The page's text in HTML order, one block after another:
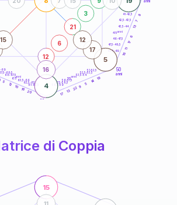
anni
50
anni
60
41-42,5
42,5-43,5
43,5-44
46-47,5
47,5-48,5
48,5-49
51-52,5
52,5-53,5
53,5-54
56-57,5
57,5-58,5
58,5-59
61-62,5
62,5-63,5
63,5-64
66-67,5
67,5-68,5
69
8
7
13
6
17
11
16
19
14
5
9
22
13
17
20
16
10
12
5
4
5
12
6
21
3
16
15
17
12
45anni
55anni
65anni
di Coppia
15
11